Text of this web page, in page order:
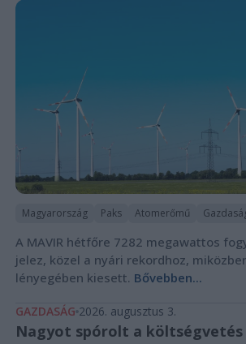
Magyarország Paks Atomerőmű
A MAVIR hétfőre 7282 megawattos
jelez, közel a nyári rekordhoz,
lényegében kiesett. Bővebben...
GAZDASÁG 2026. augusztus 3.
Nagyot spórolt a költségvetés